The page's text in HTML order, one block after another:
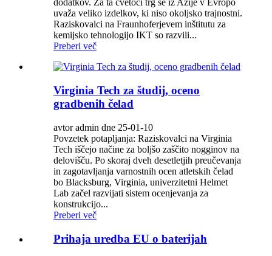
dodatkov. Za ta cvetoči trg se iz Azije v Evropo
uvaža veliko izdelkov, ki niso okoljsko trajnostni.
Raziskovalci na Fraunhoferjevem inštitutu za
kemijsko tehnologijo IKT so razvili...
Preberi več
Virginia Tech za študij, oceno
gradbenih čelad
avtor admin dne 25-01-10
Povzetek potapljanja: Raziskovalci na Virginia
Tech iščejo načine za boljšo zaščito nogginov na
delovišču. Po skoraj dveh desetletjih preučevanja
in zagotavljanja varnostnih ocen atletskih čelad
bo Blacksburg, Virginia, univerzitetni Helmet
Lab začel razvijati sistem ocenjevanja za
konstrukcijo...
Preberi več
Prihaja uredba EU o baterijah